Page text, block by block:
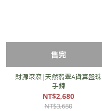
售完
財源滾滾|天然翡翠A貨算盤珠
手鍊
NT$2,680
NT$3,680